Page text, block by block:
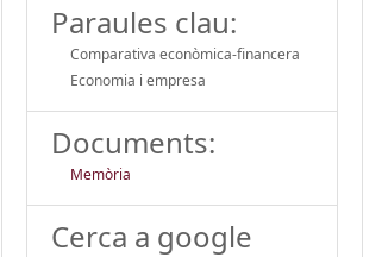
Paraules clau:
Comparativa econòmica-financera
Economia i empresa
Documents:
Memòria
Cerca a google